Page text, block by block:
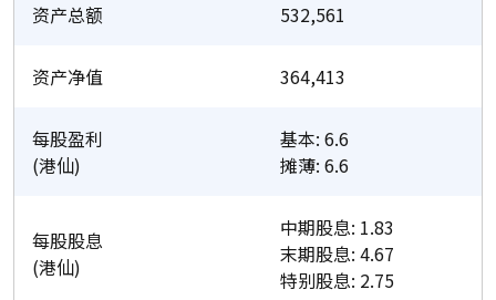
资产总额 532,561
资产净值 364,413
每股盈利
(港仙)
基本: 6.6
摊薄: 6.6
每股股息
(港仙)
中期股息: 1.83
末期股息: 4.67
特别股息: 2.75